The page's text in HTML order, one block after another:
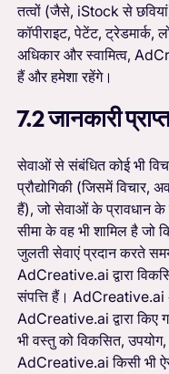
तत्वों (जैसे, iStock से
कॉपीराइट, पेटेंट, ट्रेडमार्क,
अधिकार और स्वामित्व,
हैं और हमेशा रहेंगे।
7.2 जानकारी
सेवाओं से संबंधित कोई भी
प्रौद्योगिकी (जिसमें विचार,
हैं), जो सेवाओं के प्रावधान के
सीमा के वह भी शामिल है जो
जुलती सेवाएं प्रदान करते
AdCreative.ai द्वारा
संपत्ति हैं। AdCreative.ai
AdCreative.ai द्वारा किए
भी वस्तु को विकसित,
AdCreative.ai किसी भी